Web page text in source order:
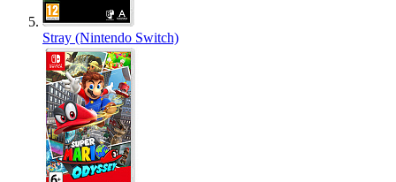
Stray (Nintendo Switch)